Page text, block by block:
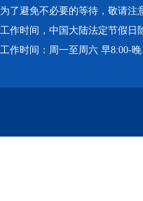
为了避免不必要的等待，敬请注
工作时间，中国大陆法定节假日
工作时间：周一至周六 早8:00-